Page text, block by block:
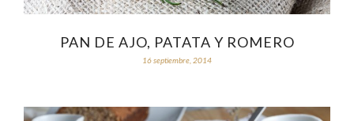
PAN DE AJO, PATATA Y ROMERO
16 septiembre, 2014